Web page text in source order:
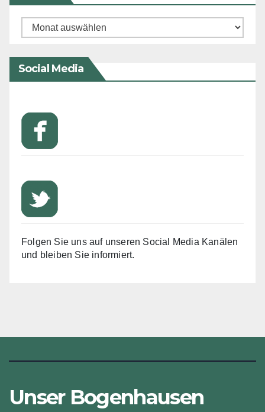
Archiv
Social Media
Folgen Sie uns auf unseren Social Media Kanälen
und bleiben Sie informiert.
Unser Bogenhausen